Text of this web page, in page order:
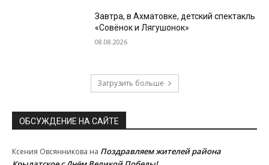
Завтра, в Ахматовке, детский спектакль
«Совёнок и Лягушонок»
08.08.2026
Загрузить больше
ОБСУЖДЕНИЕ НА САЙТЕ
Ксения Овсянникова на Поздравляем жителей района